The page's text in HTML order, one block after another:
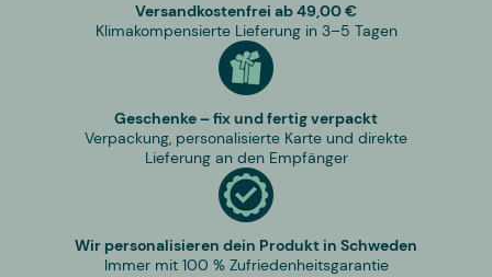
Versandkostenfrei ab 49,00 €
Klimakompensierte Lieferung in 3–5 Tagen
Geschenke – fix und fertig verpackt
Verpackung, personalisierte Karte und direkte
Lieferung an den Empfänger
Wir personalisieren dein Produkt in Schweden
Immer mit 100 % Zufriedenheitsgarantie